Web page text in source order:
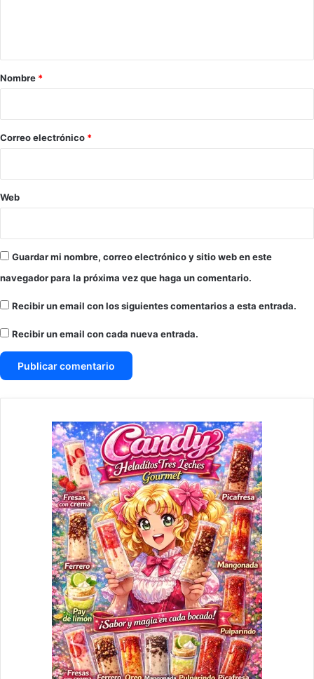
r
*
Nombre *
Correo electrónico *
Web
Guardar mi nombre, correo electrónico y sitio web en este
navegador para la próxima vez que haga un comentario.
Recibir un email con los siguientes comentarios a esta entrada.
Recibir un email con cada nueva entrada.